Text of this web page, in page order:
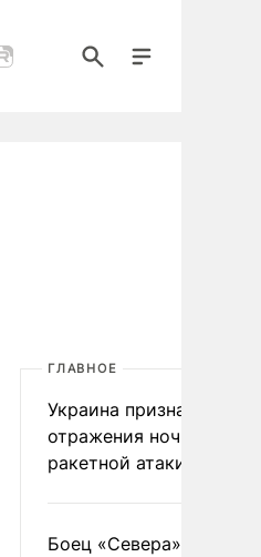
ГЛАВНОЕ
Украина признала
отражения ночной
ракетной атаки
Боец «Севера»